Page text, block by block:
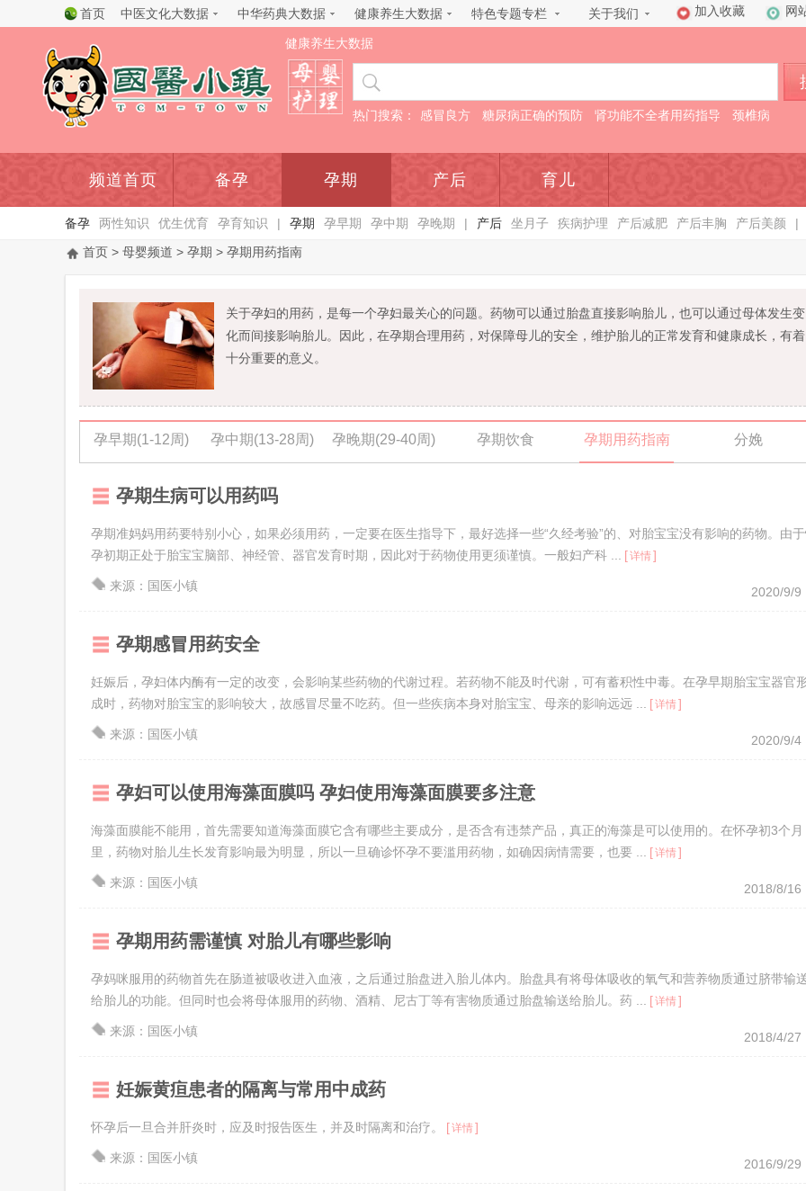
首页 中医文化大数据 中华药典大数据 健康养生大数据 特色专题专栏 关于我们 加入收藏 网
健康养生大数据
热门搜索： 感冒良方 糖尿病正确的预防 肾功能不全者用药指导 颈椎病
频道首页 备孕 孕期 产后 育儿
备孕 两性知识 优生优育 孕育知识 | 孕期 孕早期 孕中期 孕晚期 | 产后 坐月子 疾病护理 产后减肥 产后丰胸 产后美颜
|
首页 > 母婴频道 > 孕期 > 孕期用药指南
关于孕妇的用药，是每一个孕妇最关心的问题。药物可以通过胎盘直接影响胎儿，也可以通过母体发生变
化而间接影响胎儿。因此，在孕期合理用药，对保障母儿的安全，维护胎儿的正常发育和健康成长，有着
十分重要的意义。
孕早期(1-12周) 孕中期(13-28周) 孕晚期(29-40周) 孕期饮食 孕期用药指南 分娩
孕期生病可以用药吗
孕期准妈妈用药要特别小心，如果必须用药，一定要在医生指导下，最好选择一些“久经考验”的、对胎宝宝没有影响的药物。由
孕初期正处于胎宝宝脑部、神经管、器官发育时期，因此对于药物使用更须谨慎。一般妇产科 ...
[详情]
2020/9/9
来源：国医小镇
孕期感冒用药安全
妊娠后，孕妇体内酶有一定的改变，会影响某些药物的代谢过程。若药物不能及时代谢，可有蓄积性中毒。在孕早期胎宝宝器官
成时，药物对胎宝宝的影响较大，故感冒尽量不吃药。但一些疾病本身对胎宝宝、母亲的影响远远 ...
[详情]
2020/9/4
来源：国医小镇
孕妇可以使用海藻面膜吗 孕妇使用海藻面膜要多注意
海藻面膜能不能用，首先需要知道海藻面膜它含有哪些主要成分，是否含有违禁产品，真正的海藻是可以使用的。在怀孕初3个月
里，药物对胎儿生长发育影响最为明显，所以一旦确诊怀孕不要滥用药物，如确因病情需要，也要 ...
[详情]
2018/8/16
来源：国医小镇
孕期用药需谨慎 对胎儿有哪些影响
孕妈咪服用的药物首先在肠道被吸收进入血液，之后通过胎盘进入胎儿体内。胎盘具有将母体吸收的氧气和营养物质通过脐带输
给胎儿的功能。但同时也会将母体服用的药物、酒精、尼古丁等有害物质通过胎盘输送给胎儿。药 ...
[详情]
2018/4/27
来源：国医小镇
妊娠黄疸患者的隔离与常用中成药
怀孕后一旦合并肝炎时，应及时报告医生，并及时隔离和治疗。 [详情]
2016/9/29
来源：国医小镇